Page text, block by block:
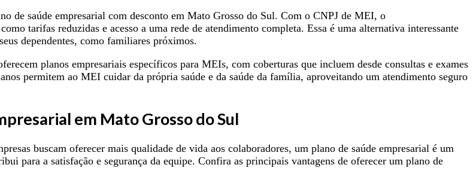
de saúde empresarial com desconto em Mato Grosso do Sul. Com o CNPJ de MEI, o
tarifas reduzidas e acesso a uma rede de atendimento completa. Essa é uma alternativa interessante
dependentes, como familiares próximos.
planos empresariais específicos para MEIs, com coberturas que incluem desde consultas e exames
permitem ao MEI cuidar da própria saúde e da saúde da família, aproveitando um atendimento seguro
em Mato Grosso do Sul
buscam oferecer mais qualidade de vida aos colaboradores, um plano de saúde empresarial é um
para a satisfação e segurança da equipe. Confira as principais vantagens de oferecer um plano de